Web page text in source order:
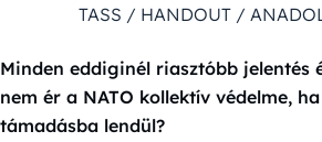
TASS / HANDOUT /
Minden eddiginél riasztóbb jelentés
nem ér a NATO kollektív védelme,
támadásba lendül?